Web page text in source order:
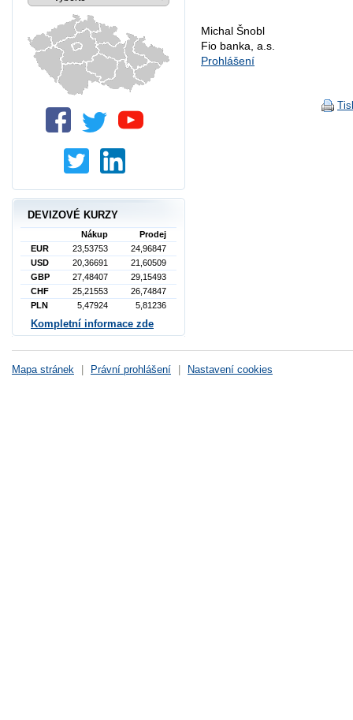
Michal Šnobl
Fio banka, a.s.
Prohlášení
DEVIZOVÉ KURZY
Nákup
Prodej
EUR
23,53753
24,96847
USD
20,36691
21,60509
GBP
27,48407
29,15493
CHF
25,21553
26,74847
PLN
5,47924 5,81236
Kompletní informace zde
Mapa stránek Právní prohlášení Nastavení cookies